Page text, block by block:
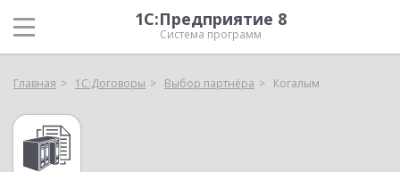
1С:Предприятие 8
Система программ
Главная 1С:Договоры Выбор партнёра Когалым